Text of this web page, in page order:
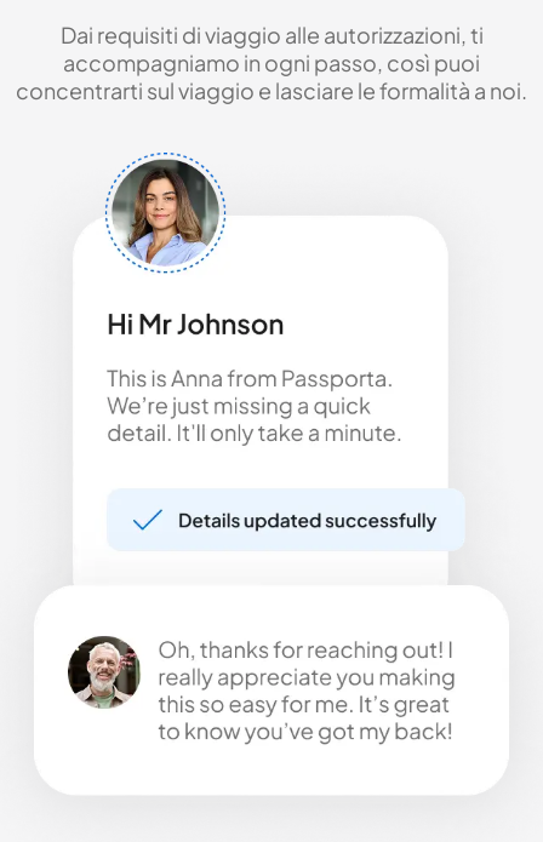
Dai requisiti di viaggio alle autorizzazioni, ti
accompagniamo in ogni passo, così puoi
concentrarti sul viaggio e lasciare le formalità a noi.